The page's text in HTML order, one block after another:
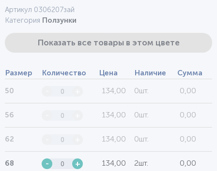
Артикул 0306207зай
Категория Ползунки
Показать все товары в этом цвете
Размер Количество Цена Наличие Сумма
50 134,00 0шт. 0,00
56 134,00 0шт. 0,00
62 134,00 0шт. 0,00
68 - + 134,00 2шт. 0,00